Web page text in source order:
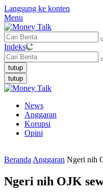
Langsung ke konten
Menu
Indeks
tutup
tutup
News
Anggaran
Korupsi
Opini
Beranda Anggaran Ngeri nih
Ngeri nih OJK